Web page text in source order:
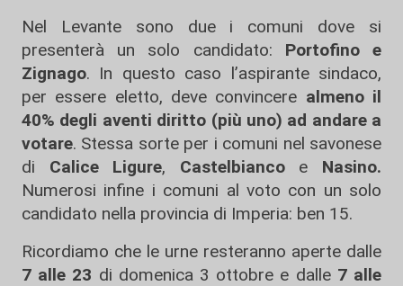
Nel Levante sono due i comuni dove si
presenterà un solo candidato: Portofino e
Zignago. In questo caso l’aspirante sindaco,
per essere eletto, deve convincere almeno il
40% degli aventi diritto (più uno) ad andare a
votare. Stessa sorte per i comuni nel savonese
di Calice Ligure, Castelbiancoe Nasino.
Numerosi infine i comuni al voto con un solo
candidato nella provincia di Imperia: ben 15.
Ricordiamo che le urne resteranno aperte dalle
7 alle 23 di domenica 3 ottobre e dalle7 alle